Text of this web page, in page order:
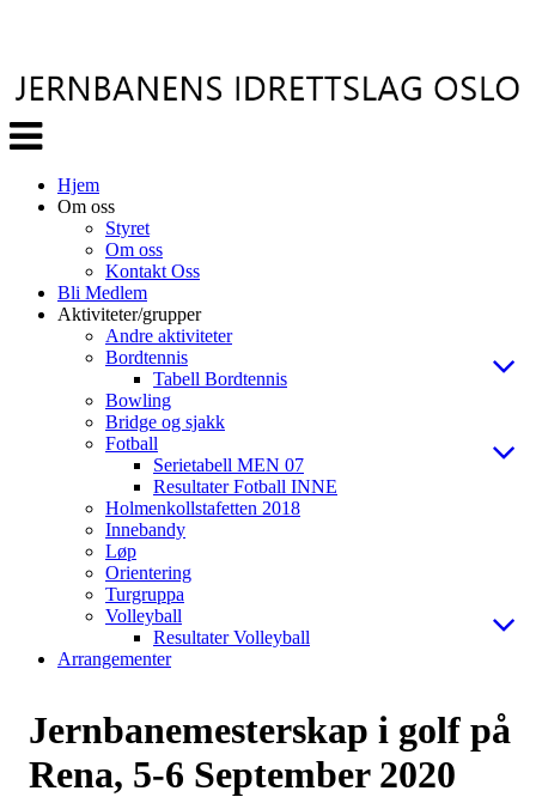
Veksle
navigasjon
Hjem
Om oss
Styret
Om oss
Kontakt Oss
Bli Medlem
Aktiviteter/grupper
Andre aktiviteter
Bordtennis
Tabell Bordtennis
Bowling
Bridge og sjakk
Fotball
Serietabell MEN 07
Resultater Fotball INNE
Holmenkollstafetten 2018
Innebandy
Løp
Orientering
Turgruppa
Volleyball
Resultater Volleyball
Arrangementer
Jernbanemesterskap i golf på
Rena, 5-6 September 2020